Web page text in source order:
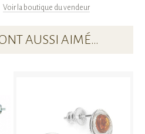
Voir la boutique du vendeur
AUSSI AIMÉ…